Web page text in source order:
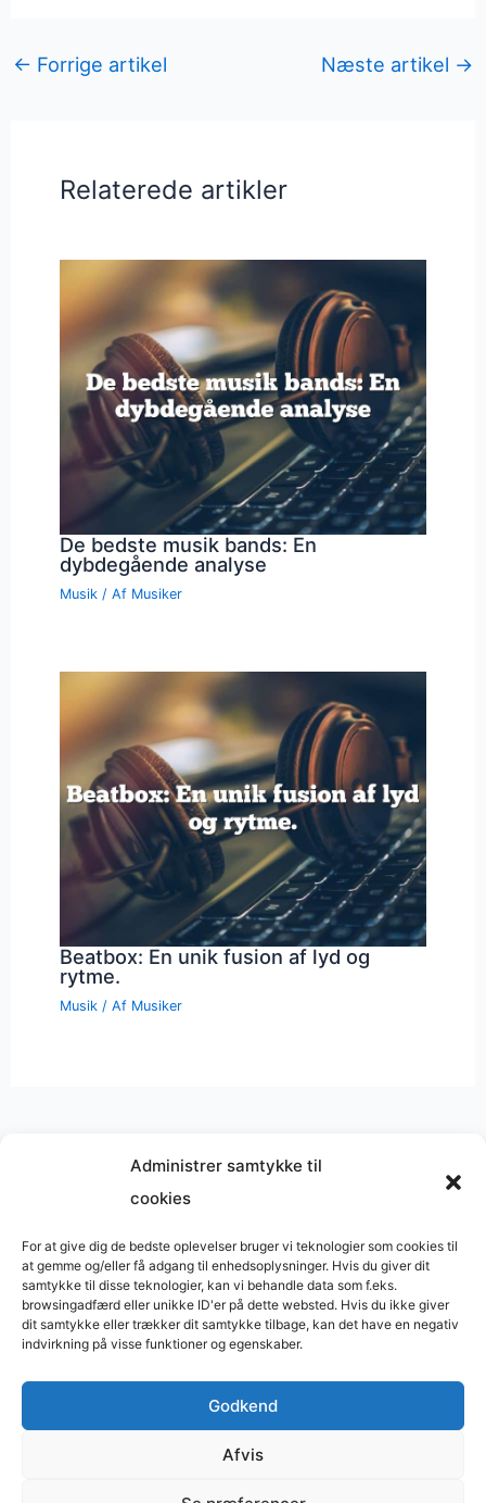
Administrer samtykke til
cookies
For at give dig de bedste oplevelser bruger vi teknologier som cookies til
at gemme og/eller få adgang til enhedsoplysninger. Hvis du giver dit
samtykke til disse teknologier, kan vi behandle data som f.eks.
browsingadfærd eller unikke ID'er på dette websted. Hvis du ikke giver
dit samtykke eller trækker dit samtykke tilbage, kan det have en negativ
indvirkning på visse funktioner og egenskaber.
Godkend
Afvis
← Forrige artikel Næste artikel →
Relaterede artikler
De bedste musik bands: En
dybdegående analyse
Musik / Af Musiker
Beatbox: En unik fusion af lyd og
rytme.
Musik / Af Musiker
Musik på
Copyright © 2026 BasimWorld
Udviklet afWebbureau.dk
Bygget medWordPress
Restaurant
Restauranter